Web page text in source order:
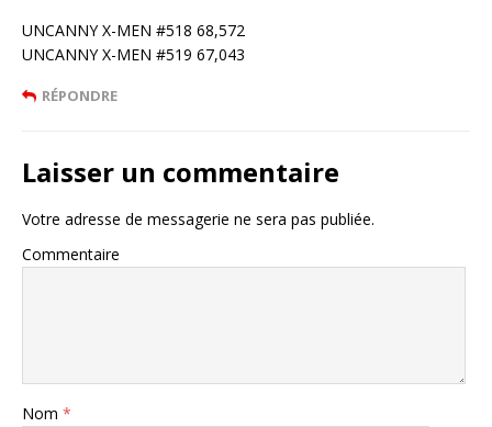
UNCANNY X-MEN #518 68,572
UNCANNY X-MEN #519 67,043
RÉPONDRE
Laisser un commentaire
Votre adresse de messagerie ne sera pas publiée.
Commentaire
Nom *